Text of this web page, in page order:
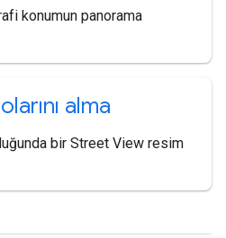
konumun panorama
alma
bir Street View resim